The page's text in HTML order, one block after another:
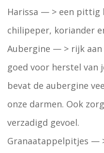
Harissa — > een pittig
chilipeper, koriander
Aubergine — > rijk
goed voor herstel van
bevat de aubergine
onze darmen. Ook
verzadigd gevoel.
Granaatappelpitjes —